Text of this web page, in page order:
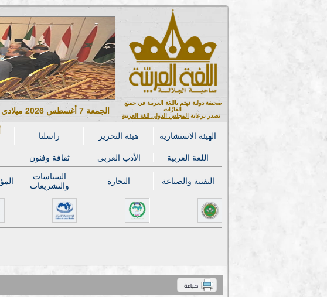
صحيفة دولية تهتم باللغة العربية في جميع
القارّات
تصدر برعاية
المجلس الدولي للغة العربية
راسلنا هيئة التحرير الهيئة الاستشارية
ثقافة وفنون الأدب العربي
اللغة العربية
السياسات
والتشريعات
التجارة التقنية والصناعة